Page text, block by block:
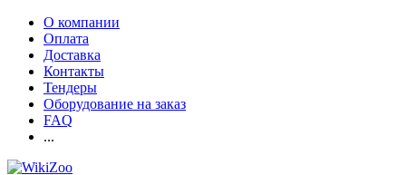
О компании
Оплата
Доставка
Контакты
Тендеры
Оборудование на заказ
FAQ
...